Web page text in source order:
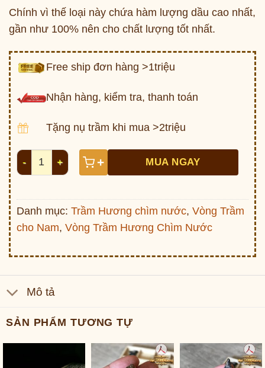
Chính vì thế loại này chứa hàm lượng dầu cao nhất,
gần như 100% nên cho chất lượng tốt nhất.
Free ship đơn hàng >1triệu
Nhận hàng, kiểm tra, thanh toán
Tặng nụ trầm khi mua >2triệu
Vòng trầm rục chìm, nặng 10.6 gam V2917 số lượng
+ MUA NGAY
Danh mục: Trầm Hương chìm nước, Vòng Trầm
cho Nam, Vòng Trầm Hương Chìm Nước
Mô tả
SẢN PHẨM TƯƠNG TỰ